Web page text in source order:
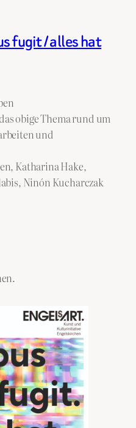
fugit / alles hat
obige Thema rund um
und
Katharina Hake,
Ninón Kucharczak